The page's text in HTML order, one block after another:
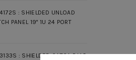
: SHIELDED UNLOAD
PANEL 19" 1U 24 PORT
: SHIELDED CAT6A RJ45